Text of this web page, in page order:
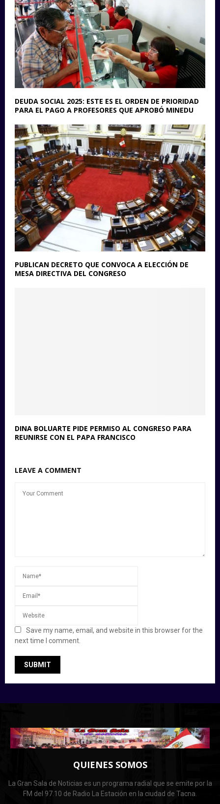
DEUDA SOCIAL 2025: ESTE ES EL ORDEN DE PRIORIDAD
PARA EL PAGO A PROFESORES QUE APROBÓ MINEDU
PUBLICAN DECRETO QUE CONVOCA A ELECCIÓN DE
MESA DIRECTIVA DEL CONGRESO
DINA BOLUARTE PIDE PERMISO AL CONGRESO PARA
REUNIRSE CON EL PAPA FRANCISCO
LEAVE A COMMENT
Save my name, email, and website in this browser for the
next time I comment.
QUIENES SOMOS
La Gran Sala de Noticias es un programa radial que se emite por la
FM del 97.10 de Radio La Estación en la ciudad de Tacna.